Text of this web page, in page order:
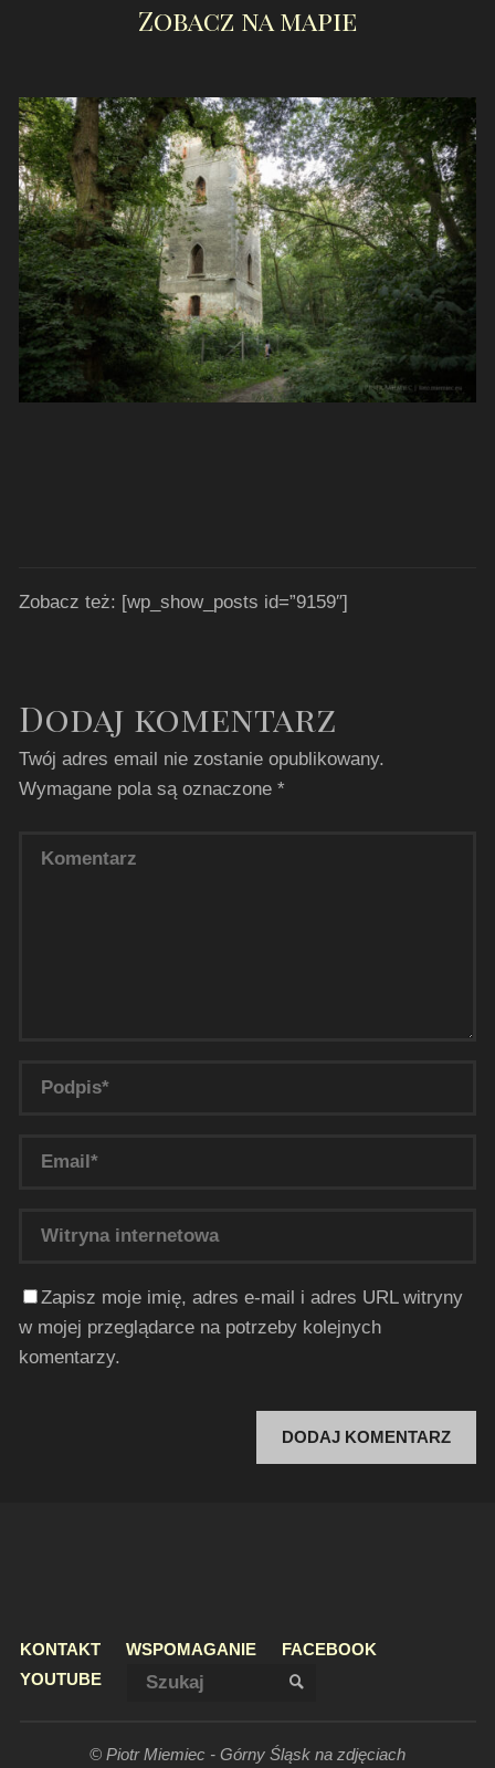
Zobacz na mapie
Zobacz też: [wp_show_posts id=”9159″]
Dodaj komentarz
Twój adres email nie zostanie opublikowany.
Wymagane pola są oznaczone*
Zapisz moje imię, adres e-mail i adres URL witryny
w mojej przeglądarce na potrzeby kolejnych
komentarzy.
KONTAKT WSPOMAGANIE
FACEBOOK
YOUTUBE
SZUKAJ
© Piotr Miemiec - Górny Śląsk na zdjęciach